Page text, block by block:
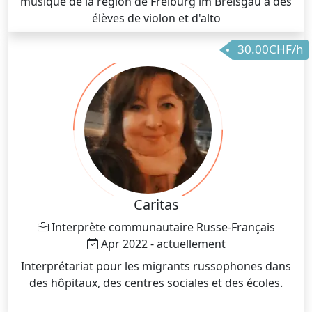
élèves de violon et d'alto
30.00CHF/h
Caritas
Interprète communautaire Russe-Français
Apr 2022 - actuellement
Interprétariat pour les migrants russophones dans
des hôpitaux, des centres sociales et des écoles.